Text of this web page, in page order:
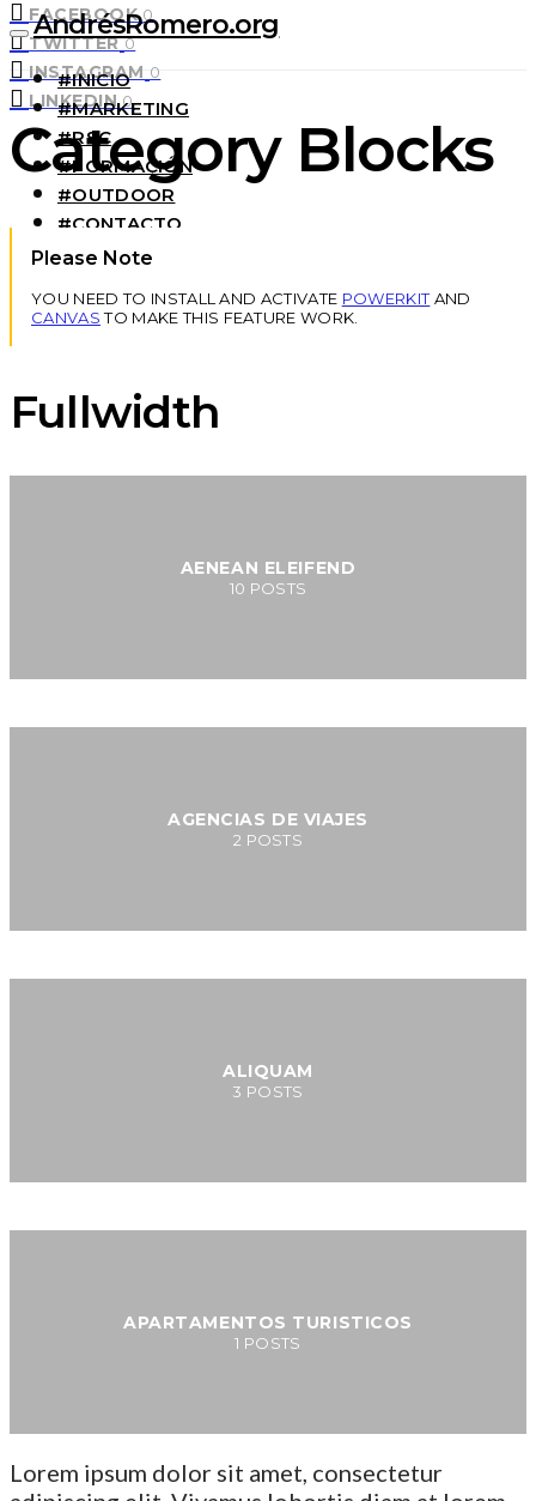
FACEBOOK 0
TWITTER 0
INSTAGRAM 0
LINKEDIN 0
AndrésRomero.org
#INICIO
#MARKETING
#RSC
#FORMACIÓN
#OUTDOOR
#CONTACTO
SOBRE MÍ
Category Blocks
Please Note
YOU NEED TO INSTALL AND ACTIVATE POWERKITAND
CANVASTO MAKE THIS FEATURE WORK.
Fullwidth
AENEAN ELEIFEND
10 POSTS
AGENCIAS DE VIAJES
2 POSTS
ALIQUAM
3 POSTS
APARTAMENTOS TURISTICOS
1 POSTS
Lorem ipsum dolor sit amet, consectetur